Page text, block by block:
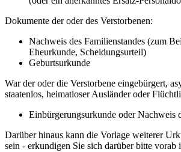
Dokumente der oder des Verstorbenen:
Nachweis des Familienstandes (zum
Eheurkunde, Scheidungsurteil)
Geburtsurkunde
War der oder die Verstorbene eingebürgert,
staatenlos, heimatloser Ausländer oder
Einbürgerungsurkunde oder Nachweis
Darüber hinaus kann die Vorlage weiterer
sein - erkundigen Sie sich darüber bitte vorab